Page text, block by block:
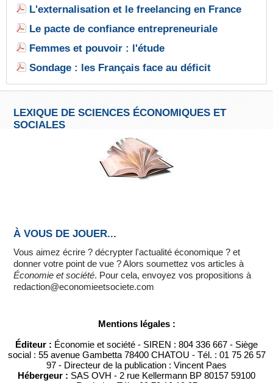
L'externalisation et le freelancing en France
Le pacte de confiance entrepreneuriale
Femmes et pouvoir : l'étude
Sondage : les Français face au déficit
LEXIQUE DE SCIENCES ÉCONOMIQUES ET
SOCIALES
À VOUS DE JOUER...
Vous aimez écrire ? décrypter l'actualité économique ? et
donner votre point de vue ? Alors soumettez vos articles à
Économie et société. Pour cela, envoyez vos propositions à
redaction@economieetsociete.com
Mentions légales :
Éditeur : Économie et société - SIREN : 804 336 667 - Siège
social : 55 avenue Gambetta 78400 CHATOU - Tél. : 01 75 26 57
97 - Directeur de la publication : Vincent Paes
Hébergeur : SAS OVH - 2 rue Kellermann BP 80157 59100